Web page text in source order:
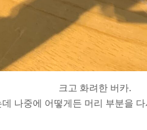
크고 화려한 버카.
나중에 어떻게든 머리 부분을